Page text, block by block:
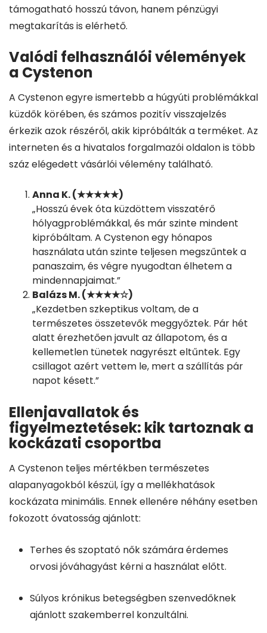
támogatható hosszú távon, hanem pénzügyi
megtakarítás is elérhető.
Valódi felhasználói vélemények
a Cystenon
A Cystenon egyre ismertebb a húgyúti problémákkal
küzdők körében, és számos pozitív visszajelzés
érkezik azok részéről, akik kipróbálták a terméket. Az
interneten és a hivatalos forgalmazói oldalon is több
száz elégedett vásárlói vélemény található.
Anna K. (★★★★★)
„Hosszú évek óta küzdöttem visszatérő
hólyagproblémákkal, és már szinte mindent
kipróbáltam. A Cystenon egy hónapos
használata után szinte teljesen megszűntek a
panaszaim, és végre nyugodtan élhetem a
mindennapjaimat.”
Balázs M. (★★★★☆)
„Kezdetben szkeptikus voltam, de a
természetes összetevők meggyőztek. Pár hét
alatt érezhetően javult az állapotom, és a
kellemetlen tünetek nagyrészt eltűntek. Egy
csillagot azért vettem le, mert a szállítás pár
napot késett.”
Ellenjavallatok és
figyelmeztetések: kik tartoznak a
kockázati csoportba
A Cystenon teljes mértékben természetes
alapanyagokból készül, így a mellékhatások
kockázata minimális. Ennek ellenére néhány esetben
fokozott óvatosság ajánlott:
Terhes és szoptató nők számára érdemes
orvosi jóváhagyást kérni a használat előtt.
Súlyos krónikus betegségben szenvedőknek
ajánlott szakemberrel konzultálni.